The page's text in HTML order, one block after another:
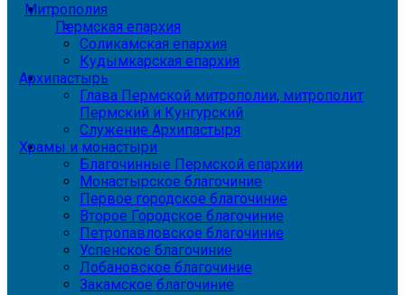
Митрополия
Пермская епархия
Соликамская епархия
Кудымкарская епархия
Архипастырь
Глава Пермской митрополии, митрополит
Пермский и Кунгурский
Служение Архипастыря
Храмы и монастыри
Благочинные Пермской епархии
Монастырское благочиние
Первое городское благочиние
Второе Городское благочиние
Петропавловское благочиние
Успенское благочиние
Лобановское благочиние
Закамское благочиние